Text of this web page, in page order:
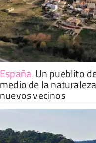
España. Un pueblito
medio de la
nuevos vecinos